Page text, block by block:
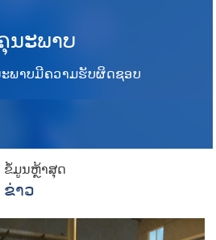
ນະພາບ
ພາບມີຄວາມຮັບຜິດຊອບ
ຂໍ້ມູນຫຼ້າສຸດ
ຂ່າວ